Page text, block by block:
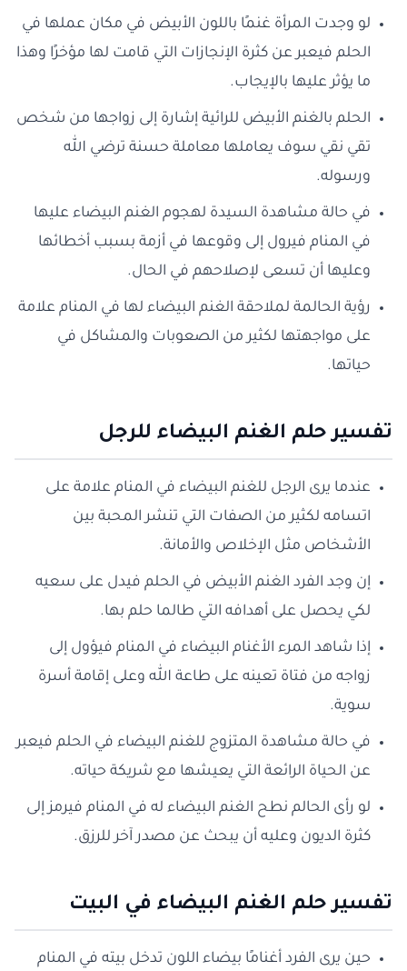
لو وجدت المرأة غنمًا باللون الأبيض في مكان عملها في
الحلم فيعبر عن كثرة الإنجازات التي قامت لها مؤخرًا وهذا
ما يؤثر عليها بالإيجاب.
الحلم بالغنم الأبيض للرائية إشارة إلى زواجها من شخص
تقي نقي سوف يعاملها معاملة حسنة ترضي الله
ورسوله.
في حالة مشاهدة السيدة لهجوم الغنم البيضاء عليها
في المنام فيرول إلى وقوعها في أزمة بسبب أخطائها
وعليها أن تسعى لإصلاحهم في الحال.
رؤية الحالمة لملاحقة الغنم البيضاء لها في المنام علامة
على مواجهتها لكثير من الصعوبات والمشاكل في
حياتها.
تفسير حلم الغنم البيضاء للرجل
عندما يرى الرجل للغنم البيضاء في المنام علامة على
اتسامه لكثير من الصفات التي تنشر المحبة بين
الأشخاص مثل الإخلاص والأمانة.
إن وجد الفرد الغنم الأبيض في الحلم فيدل على سعيه
لكي يحصل على أهدافه التي طالما حلم بها.
إذا شاهد المرء الأغنام البيضاء في المنام فيؤول إلى
زواجه من فتاة تعينه على طاعة الله وعلى إقامة أسرة
سوية.
في حالة مشاهدة المتزوج للغنم البيضاء في الحلم فيعبر
عن الحياة الرائعة التي يعيشها مع شريكة حياته.
لو رأى الحالم نطح الغنم البيضاء له في المنام فيرمز إلى
كثرة الديون وعليه أن يبحث عن مصدر آخر للرزق.
تفسير حلم الغنم البيضاء في البيت
حين يرى الفرد أغنامًا بيضاء اللون تدخل بيته في المنام